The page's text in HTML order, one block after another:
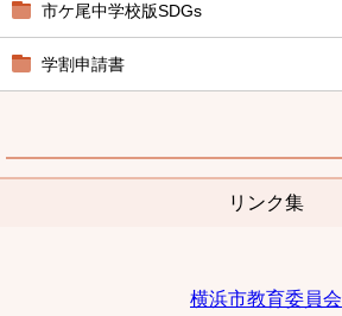
市ケ尾中学校版SDGs
学割申請書
リンク集
横浜市教育委員会